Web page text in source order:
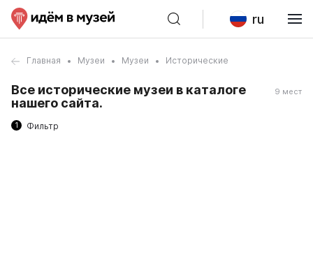
ru
Главная Музеи Музеи Исторические
Все исторические музеи в каталоге
нашего сайта.
9 мест
1 Фильтр